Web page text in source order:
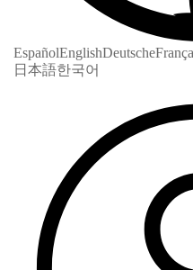
EspañolEnglishDeutsche
日本語한국어